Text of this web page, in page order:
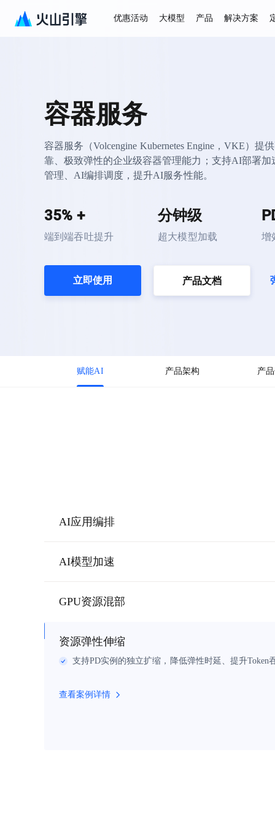
优惠活动 大模型 产品 解决方案
容器服务
容器服务（Volcengine Kubernetes Engine，VKE）提
靠、极致弹性的企业级容器管理能力；支持AI部署加
管理、AI编排调度，提升AI服务性能。
35% +
端到端吞吐提升
分钟级
超大模型加载 增
立即使用 产品文档
赋能AI 产品架构 产
AI应用编排
AI模型加速
GPU资源混部
查看案例详情
资源弹性伸缩
支持PD实例的独立扩缩，降低弹性时延、提升Token
查看案例详情